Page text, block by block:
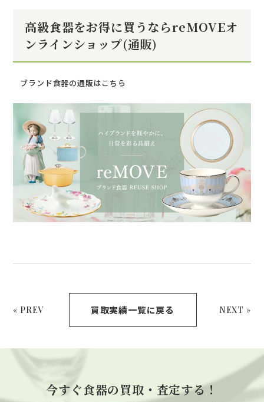
高級食器をお得に買うならreMOVEオ
ンラインショップ(通販)
ブランド食器の通販はこちら
« PREV 買取実績一覧に戻る NEXT »
今すぐ食器の買取・査定する！